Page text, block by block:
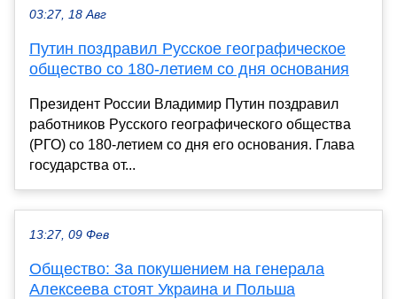
03:27, 18 Авг
Путин поздравил Русское географическое
общество со 180-летием со дня основания
Президент России Владимир Путин поздравил
работников Русского географического общества
(РГО) со 180-летием со дня его основания. Глава
государства от...
13:27, 09 Фев
Общество: За покушением на генерала
Алексеева стоят Украина и Польша